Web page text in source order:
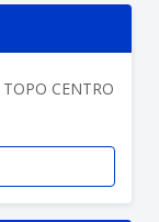
CENTRO